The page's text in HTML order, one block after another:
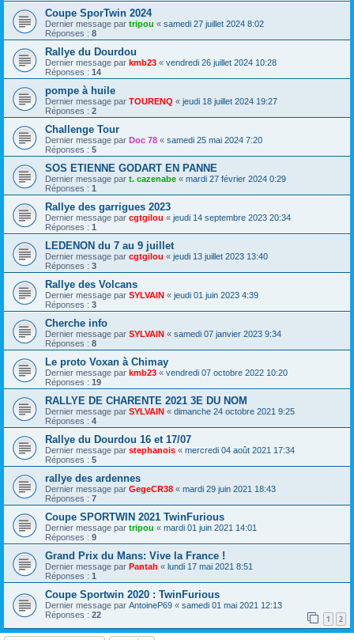
Coupe SporTwin 2024
Dernier message par tripou « samedi 27 juillet 2024 8:02
Réponses : 8
Rallye du Dourdou
Dernier message par kmb23 « vendredi 26 juillet 2024 10:28
Réponses : 14
pompe à huile
Dernier message par TOURENQ « jeudi 18 juillet 2024 19:27
Réponses : 2
Challenge Tour
Dernier message par Doc 78 « samedi 25 mai 2024 7:20
Réponses : 5
SOS ETIENNE GODART EN PANNE
Dernier message par t. cazenabe « mardi 27 février 2024 0:29
Réponses : 1
Rallye des garrigues 2023
Dernier message par cgtgilou « jeudi 14 septembre 2023 20:34
Réponses : 1
LEDENON du 7 au 9 juillet
Dernier message par cgtgilou « jeudi 13 juillet 2023 13:40
Réponses : 3
Rallye des Volcans
Dernier message par SYLVAIN « jeudi 01 juin 2023 4:39
Réponses : 3
Cherche info
Dernier message par SYLVAIN « samedi 07 janvier 2023 9:34
Réponses : 8
Le proto Voxan à Chimay
Dernier message par kmb23 « vendredi 07 octobre 2022 10:20
Réponses : 19
RALLYE DE CHARENTE 2021 3E DU NOM
Dernier message par SYLVAIN « dimanche 24 octobre 2021 9:25
Réponses : 4
Rallye du Dourdou 16 et 17/07
Dernier message par stephanois « mercredi 04 août 2021 17:34
Réponses : 5
rallye des ardennes
Dernier message par GegeCR38 « mardi 29 juin 2021 18:43
Réponses : 7
Coupe SPORTWIN 2021 TwinFurious
Dernier message par tripou « mardi 01 juin 2021 14:01
Réponses : 9
Grand Prix du Mans: Vive la France !
Dernier message par Pantah « lundi 17 mai 2021 8:51
Réponses : 1
Coupe Sportwin 2020 : TwinFurious
Dernier message par AntoineP69 « samedi 01 mai 2021 12:13
Réponses : 22 1 2